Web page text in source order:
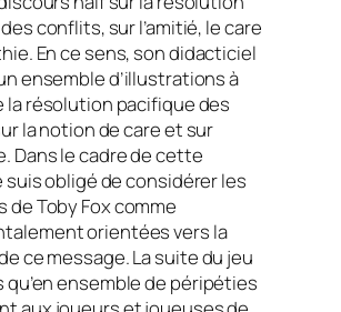
conflits, sur l’amitié, lecare
En ce sens, son didacticiel
ensemble d’illustrations à
la résolution pacifique des
la notion decareet sur
Dans le cadre de cette
suis obligé de considérer les
Toby Fox comme
orientées vers la
ce message. La suite du jeu
qu’en ensemble de péripéties